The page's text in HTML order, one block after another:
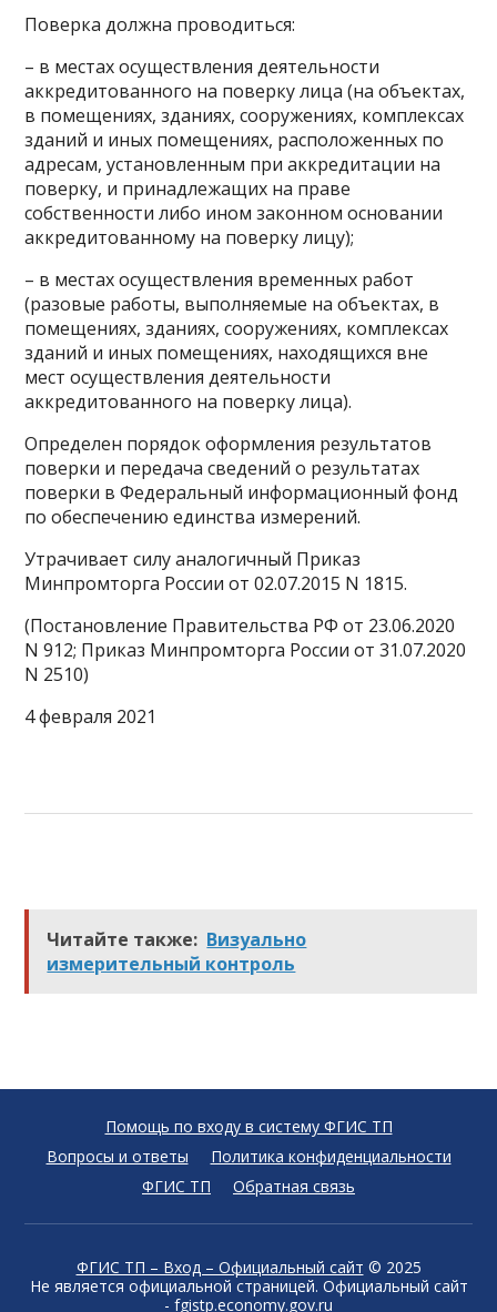
Поверка должна проводиться:
– в местах осуществления деятельности
аккредитованного на поверку лица (на объектах,
в помещениях, зданиях, сооружениях, комплексах
зданий и иных помещениях, расположенных по
адресам, установленным при аккредитации на
поверку, и принадлежащих на праве
собственности либо ином законном основании
аккредитованному на поверку лицу);
– в местах осуществления временных работ
(разовые работы, выполняемые на объектах, в
помещениях, зданиях, сооружениях, комплексах
зданий и иных помещениях, находящихся вне
мест осуществления деятельности
аккредитованного на поверку лица).
Определен порядок оформления результатов
поверки и передача сведений о результатах
поверки в Федеральный информационный фонд
по обеспечению единства измерений.
Утрачивает силу аналогичный Приказ
Минпромторга России от 02.07.2015 N 1815.
(Постановление Правительства РФ от 23.06.2020
N 912; Приказ Минпромторга России от 31.07.2020
N 2510)
4 февраля 2021
Читайте также: Визуально
измерительный контроль
Помощь по входу в систему ФГИС ТП
Вопросы и ответы
Политика конфиденциальности
ФГИС ТП
Обратная связь
ФГИС ТП – Вход – Официальный сайт © 2025
Не является официальной страницей. Официальный сайт
- fgistp.economy.gov.ru